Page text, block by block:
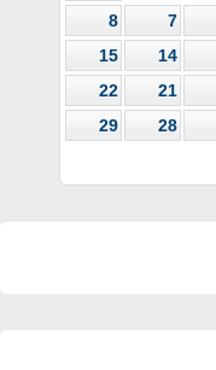
7
8
14
15
21
22
28
29